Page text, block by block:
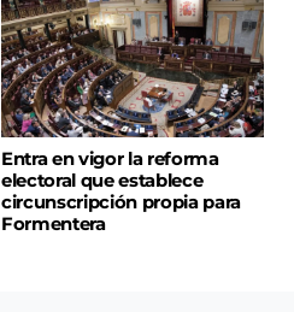
Entra en vigor la reforma
electoral que establece
circunscripción propia para
Formentera